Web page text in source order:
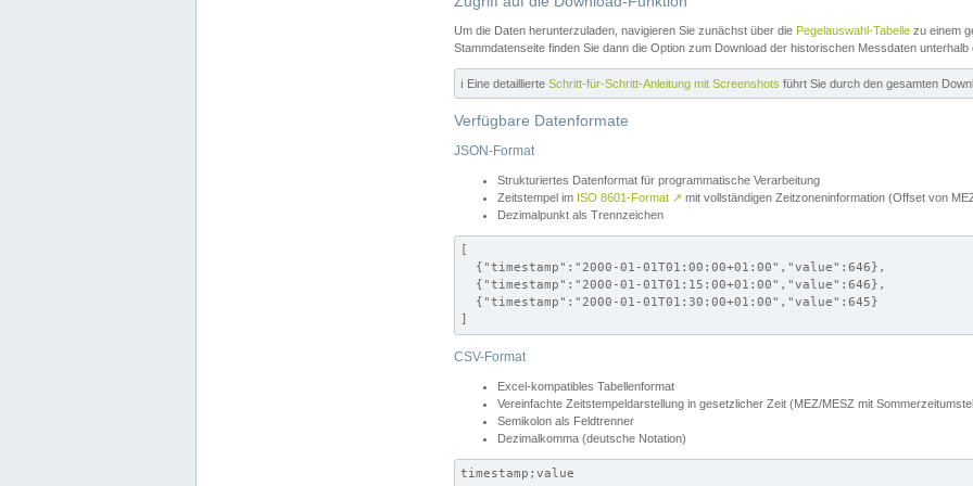
Um die Daten herunterzuladen, navigieren Sie zunächst über die Pegelauswahl-Tabelle zu einem
Stammdatenseite finden Sie dann die Option zum Download der historischen Messdaten
ℹ️ Eine detaillierte Schritt-für-Schritt-Anleitung mit Screenshots führt Sie durch den gesamten
Verfügbare Datenformate
JSON-Format
Strukturiertes Datenformat für programmatische Verarbeitung
Zeitstempel im ISO 8601-Format ↗ mit vollständigen Zeitzoneninformation (Offset von
Dezimalpunkt als Trennzeichen
[
  {"timestamp":"2000-01-01T01:00:00+01:00","value":646},
  {"timestamp":"2000-01-01T01:15:00+01:00","value":646},
  {"timestamp":"2000-01-01T01:30:00+01:00","value":645}
]
CSV-Format
Excel-kompatibles Tabellenformat
Vereinfachte Zeitstempeldarstellung in gesetzlicher Zeit (MEZ/MESZ mit
Semikolon als Feldtrenner
Dezimalkomma (deutsche Notation)
timestamp;value